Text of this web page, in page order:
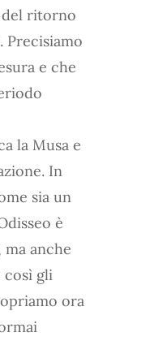
del ritorno
. Precisiamo
e che
la Musa e
In
sia un
è
anche
così gli
ora